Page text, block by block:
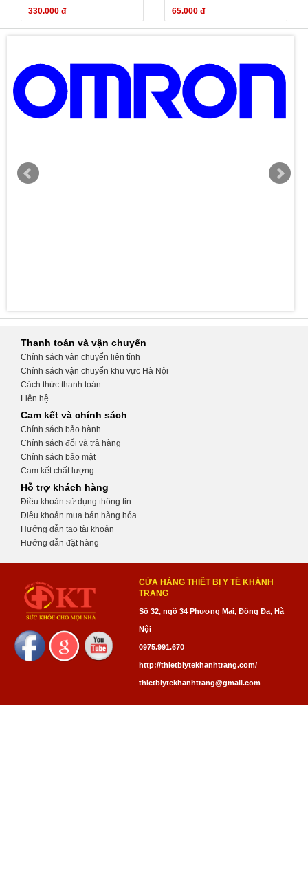
vùng quanh khop
330.000 đ
65.000 đ
Thanh toán và vận chuyển
Chính sách vận chuyển liên tỉnh
Chính sách vận chuyển khu vực Hà Nội
Cách thức thanh toán
Liên hệ
Cam kết và chính sách
Chính sách bảo hành
Chính sách đổi và trả hàng
Chính sách bảo mật
Cam kết chất lượng
Hỗ trợ khách hàng
Điều khoản sử dụng thông tin
Điều khoản mua bán hàng hóa
Hướng dẫn tạo tài khoản
Hướng dẫn đặt hàng
CỬA HÀNG THIẾT BỊ Y TẾ KHÁNH
TRANG
Số 32, ngõ 34 Phương Mai, Đống Đa, Hà
Nội
0975.991.670
http://thietbiytekhanhtrang.com/
thietbiytekhanhtrang@gmail.com